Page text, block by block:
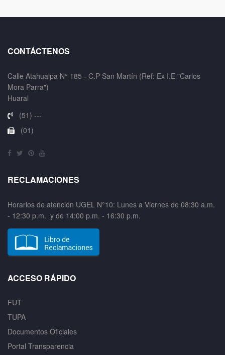
CONTÁCTENOS
Calle Atahualpa N° 185 - C.P San Martín (Ref: Ex I.E "Carlos
Mora Parra")
Huaral
(51) ---
(01)
RECLAMACIONES
Horarios de atención UGEL N°10: Lunes a Viernes de 08:30 a.m.
- 12:30 p.m. y de 14:00 p.m. - 16:30 p.m.
ACCESO RÁPIDO
FUT
TUPA
Documentos Oficiales
Portal Transparencia